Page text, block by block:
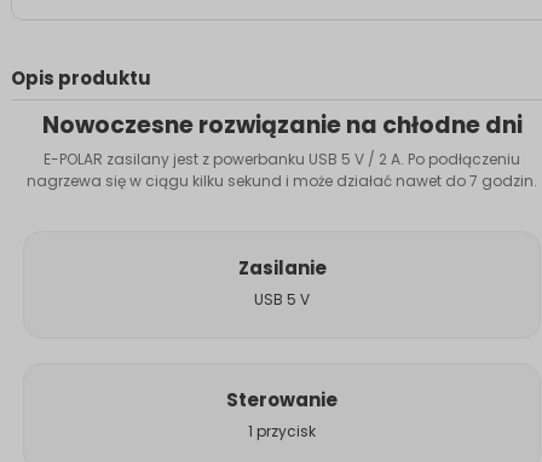
Opis produktu
Nowoczesne rozwiązanie na chłodne dni
E-POLAR zasilany jest z powerbanku USB 5 V / 2 A. Po podłączeniu
nagrzewa się w ciągu kilku sekund i może działać nawet do 7 godzin.
Zasilanie
USB 5 V
Sterowanie
1 przycisk